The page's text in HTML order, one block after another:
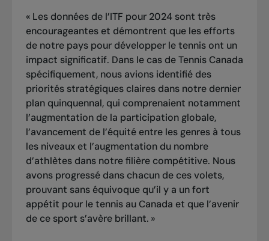
« Les données de l’ITF pour 2024 sont très
encourageantes et démontrent que les efforts
de notre pays pour développer le tennis ont un
impact significatif. Dans le cas de Tennis Canada
spécifiquement, nous avions identifié des
priorités stratégiques claires dans notre dernier
plan quinquennal, qui comprenaient notamment
l’augmentation de la participation globale,
l’avancement de l’équité entre les genres à tous
les niveaux et l’augmentation du nombre
d’athlètes dans notre filière compétitive. Nous
avons progressé dans chacun de ces volets,
prouvant sans équivoque qu’il y a un fort
appétit pour le tennis au Canada et que l’avenir
de ce sport s’avère brillant. »